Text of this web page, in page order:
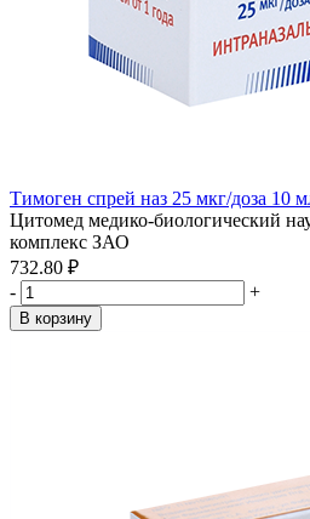
Тимоген спрей наз 25 мкг/доза 10
Цитомед медико-биологический
комплекс ЗАО
732.80 ₽
-
+
В корзину